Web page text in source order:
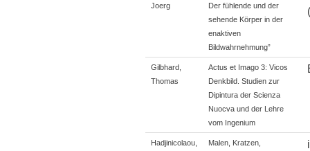
Joerg
Der fühlende und der
sehende Körper in der
enaktiven
Bildwahrnehmung”
Gilbhard,
Thomas
Actus et Imago 3: Vicos
Denkbild. Studien zur
Dipintura der Scienza
Nuocva und der Lehre
vom Ingenium
Hadjinicolaou,
Malen, Kratzen,